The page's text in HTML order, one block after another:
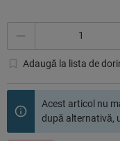
Adaugă la lista de
Acest articol nu
după alternativă,